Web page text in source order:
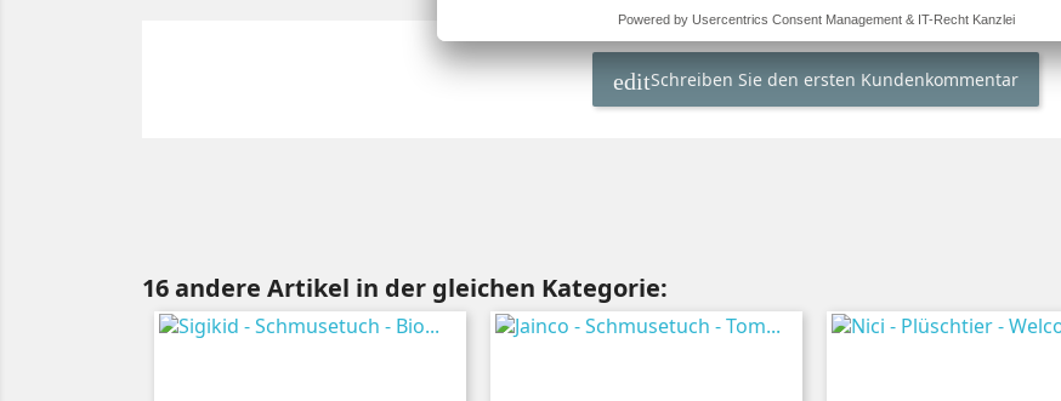
Schreiben Sie den ersten Kundenkommentar
16 andere Artikel in der gleichen Kategorie: